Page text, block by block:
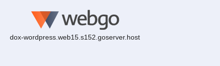
dox-wordpress.web15.s152.goserver.host